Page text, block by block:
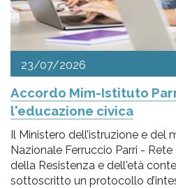
23/07/2026
Accordo Mim-Istituto
l'educazione civica
Il Ministero dell’istruzione e del
Nazionale Ferruccio Parri -
della Resistenza e dell'età
sottoscritto un protocollo